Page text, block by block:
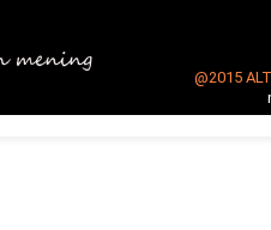
@2015